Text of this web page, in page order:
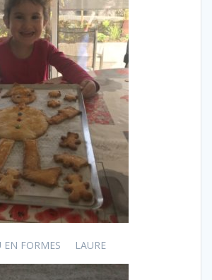
EN FORMES LAURE